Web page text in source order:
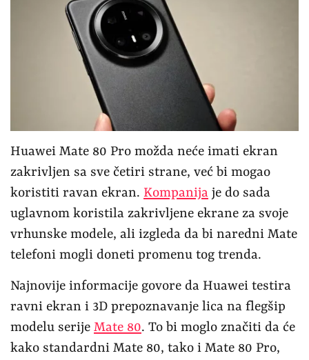
Huawei Mate 80 Pro možda neće imati ekran
zakrivljen sa sve četiri strane, već bi mogao
koristiti ravan ekran. Kompanija je do sada
uglavnom koristila zakrivljene ekrane za svoje
vrhunske modele, ali izgleda da bi naredni Mate
telefoni mogli doneti promenu tog trenda.
Najnovije informacije govore da Huawei testira
ravni ekran i 3D prepoznavanje lica na flegšip
modelu serije Mate 80. To bi moglo značiti da će
kako standardni Mate 80, tako i Mate 80 Pro,